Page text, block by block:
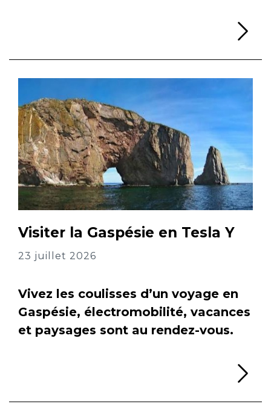
Visiter la Gaspésie en Tesla Y
23 juillet 2026
Vivez les coulisses d’un voyage en
Gaspésie, électromobilité, vacances
et paysages sont au rendez-vous.